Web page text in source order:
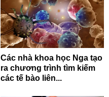
Các nhà khoa học Nga tạo
ra chương trình tìm kiếm
các tế bào liên...